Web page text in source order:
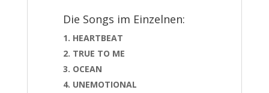
Die Songs im Einzelnen:
HEARTBEAT
TRUE TO ME
OCEAN
UNEMOTIONAL